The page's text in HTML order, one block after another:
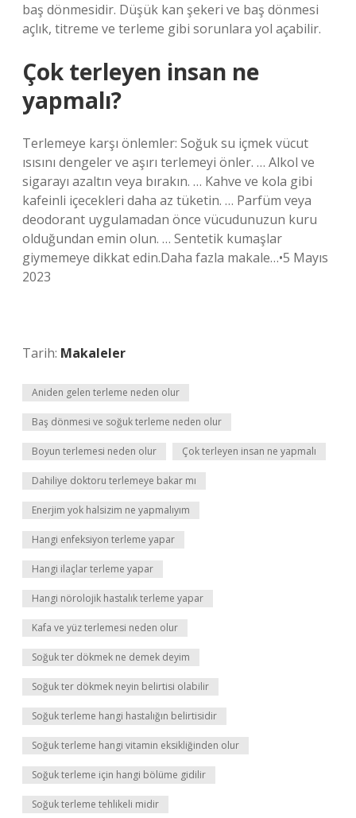
baş dönmesidir. Düşük kan şekeri ve baş dönmesi
açlık, titreme ve terleme gibi sorunlara yol açabilir.
Çok terleyen insan ne
yapmalı?
Terlemeye karşı önlemler: Soğuk su içmek vücut
ısısını dengeler ve aşırı terlemeyi önler. … Alkol ve
sigarayı azaltın veya bırakın. … Kahve ve kola gibi
kafeinli içecekleri daha az tüketin. … Parfüm veya
deodorant uygulamadan önce vücudunuzun kuru
olduğundan emin olun. … Sentetik kumaşlar
giymemeye dikkat edin.Daha fazla makale…•5 Mayıs
2023
Tarih: Makaleler
Aniden gelen terleme neden olur
Baş dönmesi ve soğuk terleme neden olur
Boyun terlemesi neden olur Çok terleyen insan ne yapmalı
Dahiliye doktoru terlemeye bakar mı
Enerjim yok halsizim ne yapmalıyım
Hangi enfeksiyon terleme yapar
Hangi ilaçlar terleme yapar
Hangi nörolojik hastalık terleme yapar
Kafa ve yüz terlemesi neden olur
Soğuk ter dökmek ne demek deyim
Soğuk ter dökmek neyin belirtisi olabilir
Soğuk terleme hangi hastalığın belirtisidir
Soğuk terleme hangi vitamin eksikliğinden olur
Soğuk terleme için hangi bölüme gidilir
Soğuk terleme tehlikeli midir